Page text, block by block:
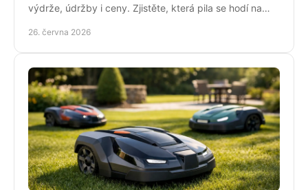
výdrže, údržby i ceny. Zjistěte, která pila se hodí na
26. června 2026